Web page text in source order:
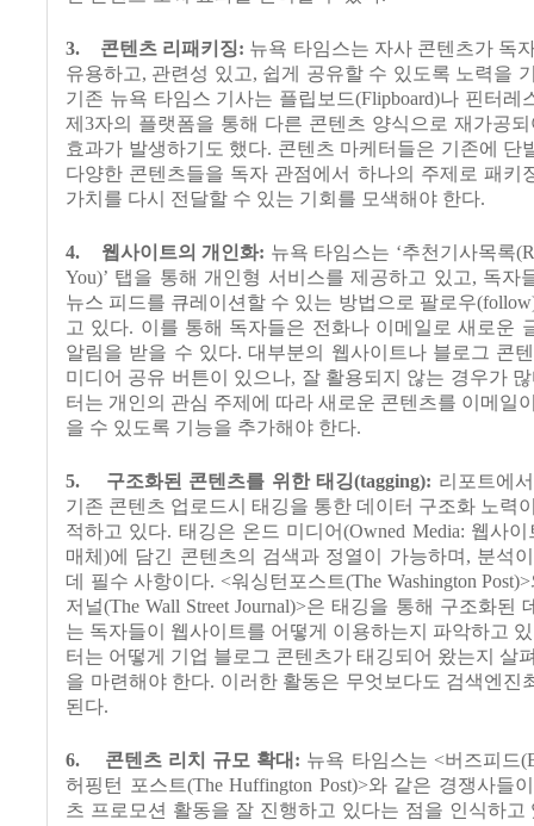
3. 콘텐츠 리패키징: 뉴욕 타임스는 자사 콘텐츠가 독
유용하고, 관련성 있고, 쉽게 공유할 수 있도록 노력을
기존 뉴욕 타임스 기사는 플립보드(Flipboard)나 핀터레
제 3자의 플랫폼을 통해 다른 콘텐츠 양식으로 재가공
효과가 발생하기도 했다. 콘텐츠 마케터들은 기존에 단
다양한 콘텐츠들을 독자 관점에서 하나의 주제로 패키
가치를 다시 전달할 수 있는 기회를 모색해야 한다.
4. 웹사이트의 개인화: 뉴욕 타임스는 ‘추천기사목록
You)’ 탭을 통해 개인형 서비스를 제공하고 있고, 독자
뉴스 피드를 큐레이션할 수 있는 방법으로 팔로우
고 있다. 이를 통해 독자들은 전화나 이메일로 새로운
알림을 받을 수 있다.대부분의 웹사이트나 블로그 콘
미디어 공유 버튼이 있으나, 잘 활용되지 않는 경우가
터는 개인의 관심 주제에 따라 새로운 콘텐츠를 이메일
을 수 있도록 기능을 추가해야 한다.
5. 구조화된 콘텐츠를 위한 태깅(tagging): 리포트에
기존 콘텐츠 업로드시 태깅을 통한 데이터 구조화 노력
적하고 있다. 태깅은 온드 미디어(Owned Media: 웹사
매체 )에 담긴 콘텐츠의 검색과 정열이 가능하며 , 분석
데 필수 사항이다. <워싱턴포스트(The Washington Post)>
저널(The Wall Street Journal)>은 태깅을 통해 구조화된
는 독자들이 웹사이트를 어떻게 이용하는지 파악하고
터는 어떻게 기업 블로그 콘텐츠가 태깅되어 왔는지 살
을 마련해야 한다. 이러한 활동은 무엇보다도 검색엔진
된다.
6. 콘텐츠 리치 규모 확대 : 뉴욕 타임스는 <버즈피드
허핑턴 포스트(The Huffington Post)>와 같은 경쟁사들
츠 프로모션 활동을 잘 진행하고 있다는 점을 인식하고